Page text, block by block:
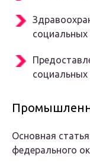
социальных
социальных
Основная статья
федерального